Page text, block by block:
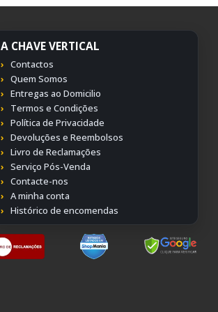
A CHAVE VERTICAL
Contactos
Quem Somos
Entregas ao Domicilio
Termos e Condições
Política de Privacidade
Devoluções e Reembolsos
Livro de Reclamações
Serviço Pós-Venda
Contacte-nos
A minha conta
Histórico de encomendas